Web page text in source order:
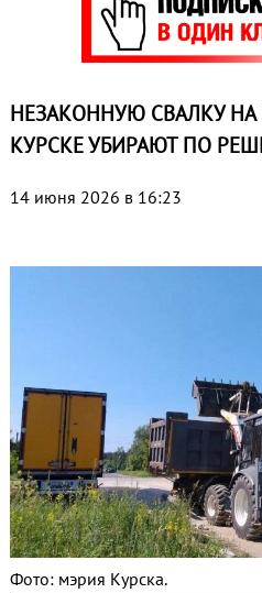
НЕЗАКОННУЮ СВАЛКУ НА
КУРСКЕ УБИРАЮТ ПО
14 июня 2026 в 16:23
Фото: мэрия Курска.